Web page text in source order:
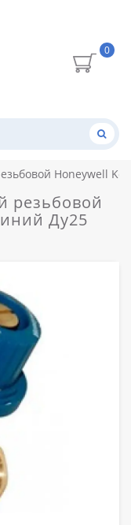
0
Honeywell
резьбовой
Ду25